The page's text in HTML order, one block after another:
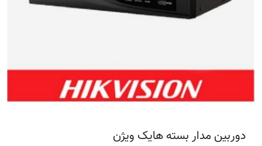
دوربین مدار بسته هایک ویژن